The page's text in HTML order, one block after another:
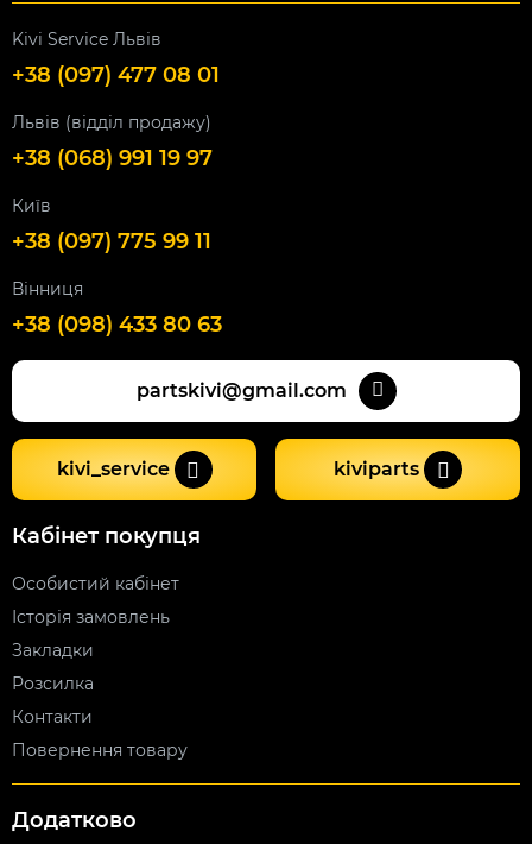
Kivi Service Львів
+38 (097) 477 08 01
Львів (відділ продажу)
+38 (068) 991 19 97
Київ
+38 (097) 775 99 11
Вінниця
+38 (098) 433 80 63
partskivi@gmail.com
kivi_service kiviparts
Кабінет покупця
Особистий кабінет
Історія замовлень
Закладки
Розсилка
Контакти
Повернення товару
Додатково